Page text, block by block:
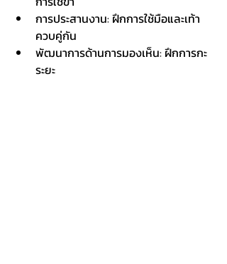
การประสานงาน: ฝึกการใช้มือและเท้า
ควบคู่กัน
พัฒนาการด้านการมองเห็น: ฝึกการกะ
ระยะ